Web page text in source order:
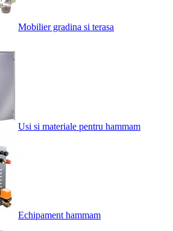
Mobilier gradina si terasa
Usi si materiale pentru hammam
Echipament hammam